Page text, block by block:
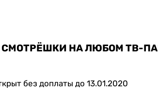
СМОТРЁШКИ НА ЛЮБОМ ТВ-
без доплаты до 13.01.2020